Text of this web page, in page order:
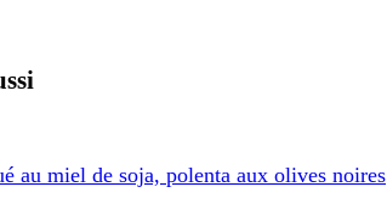
au miel de soja, polenta aux olives noires